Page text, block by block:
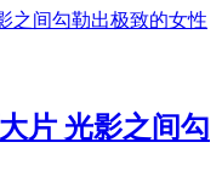
片 光影之间勾